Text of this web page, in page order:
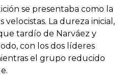
se presentaba como la
velocistas. La dureza inicial,
tardío de Narváez y
con los dos líderes
el grupo reducido